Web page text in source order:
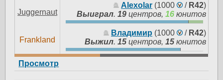
Juggernaut
Alexolar (1000 / R42)
Выиграл.19 центров,16 юнитов
Frankland
Владимир (1000 / R42)
Выжил.15 центров,15 юнитов
Просмотр